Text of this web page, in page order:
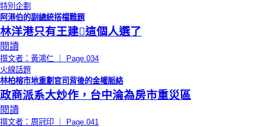
特別企劃
阿港伯的副總統搭檔難題
林洋港只有王建這個人選了
閱讀
撰文者：黃鴻仁 ｜ Page.034
火線話題
林柏榕市地重劃官司背後的金權脈絡
政商派系大炒作，台中淪為房市重災區
閱讀
撰文者：周冠印 ｜ Page.041